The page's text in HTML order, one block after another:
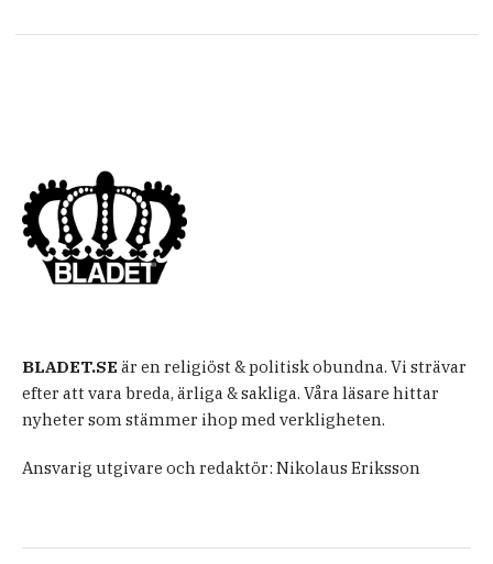
BLADET.SE är en religiöst & politisk obundna. Vi strävar
efter att vara breda, ärliga & sakliga. Våra läsare hittar
nyheter som stämmer ihop med verkligheten.
Ansvarig utgivare och redaktör: Nikolaus Eriksson